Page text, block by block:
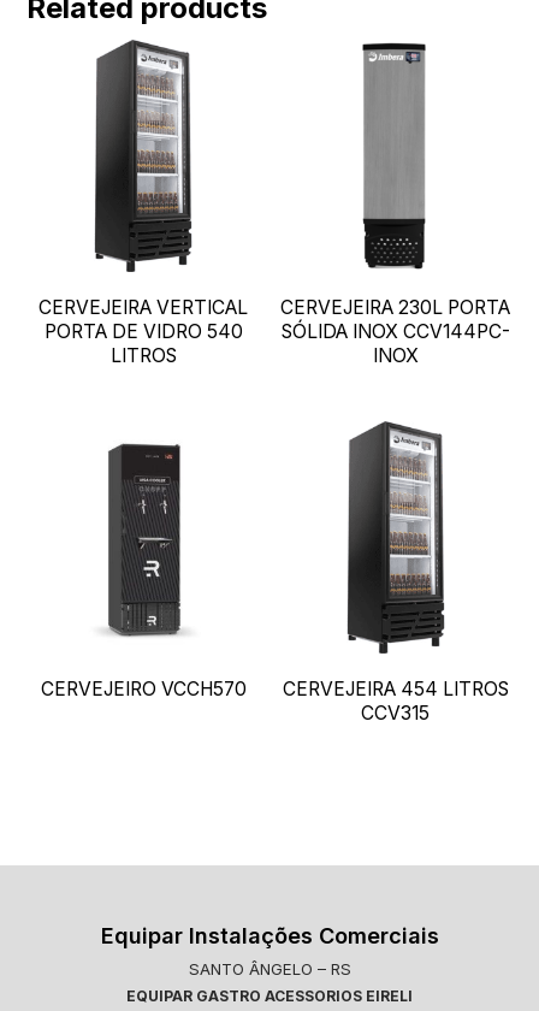
Related products
CERVEJEIRA VERTICAL
PORTA DE VIDRO 540
LITROS
CERVEJEIRA 230L PORTA
SÓLIDA INOX CCV144PC-
INOX
CERVEJEIRO VCCH570
CERVEJEIRA 454 LITROS
CCV315
Equipar Instalações Comerciais
SANTO ÂNGELO – RS
EQUIPAR GASTRO ACESSORIOS EIRELI